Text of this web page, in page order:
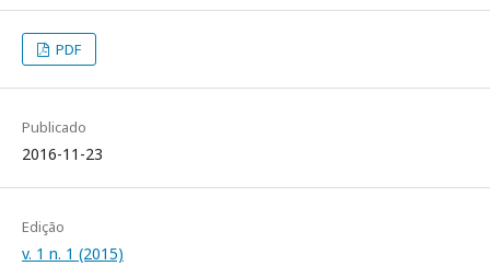
PDF
Publicado
2016-11-23
Edição
v. 1 n. 1 (2015)